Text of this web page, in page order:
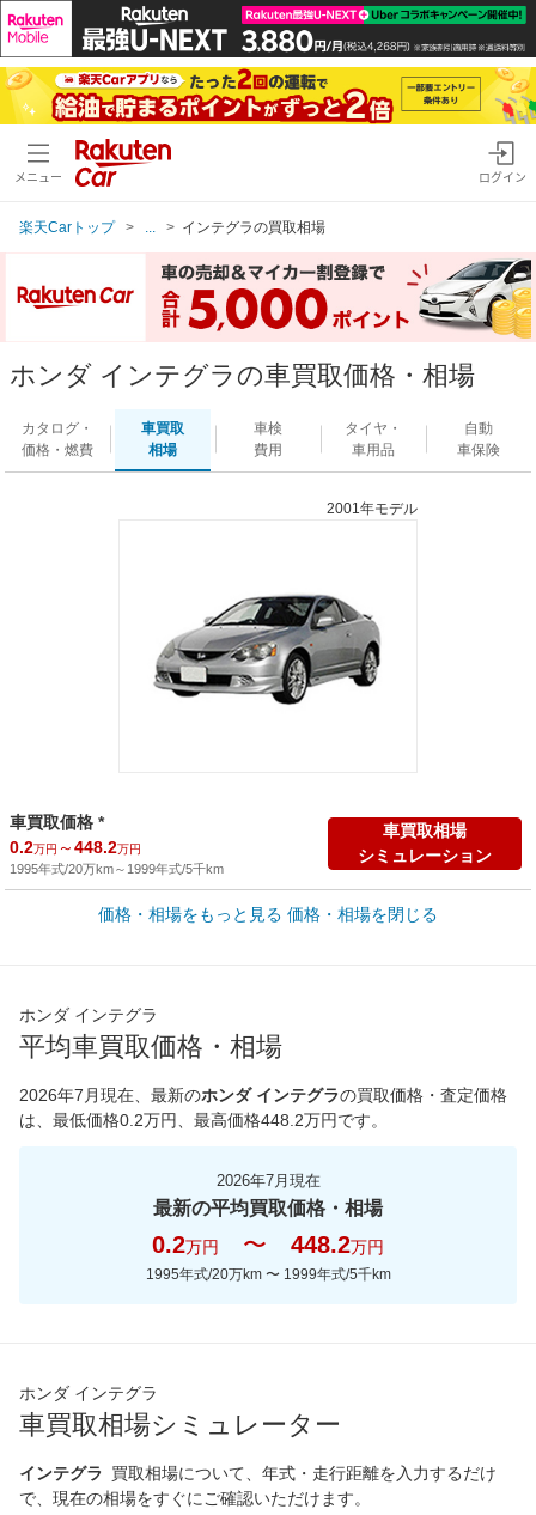
メニュー ログイン
楽天Carトップ インテグラの買取相場
ホンダ インテグラの車買取価格・相場
カタログ・
価格・燃費
車買取
相場
車検
費用
タイヤ・
車用品
自動
車保険
2001年モデル
車買取価格 *
0.2万円 ～448.2万円
1995年式/20万km～ 1999年式/5千km
車買取相場
シミュレーション
新車カタログ価格
他車種を
65,050円
価格・相場をもっと見る 価格・相場を閉じる
ホンダ インテグラ
平均車買取価格・相場
2026年7月現在 、最新のホンダ インテグラの買取価格・査定価格
は、最低価格0.2万円、最高価格448.2万円です。
2026年7月現在
最新の平均買取価格・相場
0.2万円 〜 448.2万円
1995年式/20万km 〜 1999年式/5千km
ホンダ インテグラ
車買取相場シミュレーター
インテグラ
買取相場について、年式・走行距離を入力するだけ
で、現在の相場をすぐにご確認いただけます。